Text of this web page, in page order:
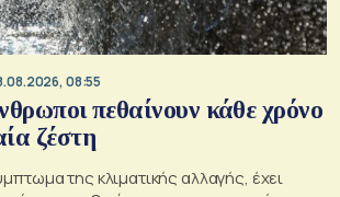
08:55
πεθαίνουν κάθε χρόνο
ζέστη
της κλιματικής αλλαγής, έχει